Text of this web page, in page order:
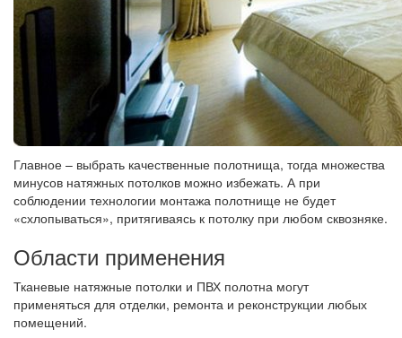
Главное – выбрать качественные полотнища, тогда множества
минусов натяжных потолков можно избежать. А при
соблюдении технологии монтажа полотнище не будет
«схлопываться», притягиваясь к потолку при любом сквозняке.
Области применения
Тканевые натяжные потолки и ПВХ полотна могут
применяться для отделки, ремонта и реконструкции любых
помещений.